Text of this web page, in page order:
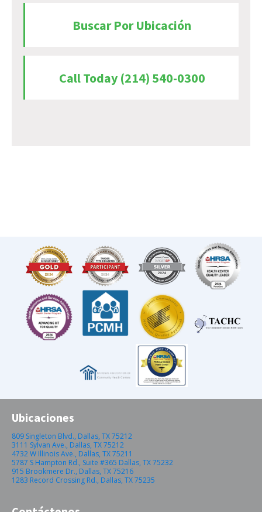
Buscar Por Ubicación
Call Today (214) 540-0300
Ubicaciones
809 Singleton Blvd., Dallas, TX 75212
3111 Sylvan Ave., Dallas, TX 75212
4732 W Illinois Ave., Dallas, TX 75211
5787 S Hampton Rd., Suite #365 Dallas, TX 75232
915 Brookmere Dr., Dallas, TX 75216
1283 Record Crossing Rd., Dallas, TX 75235